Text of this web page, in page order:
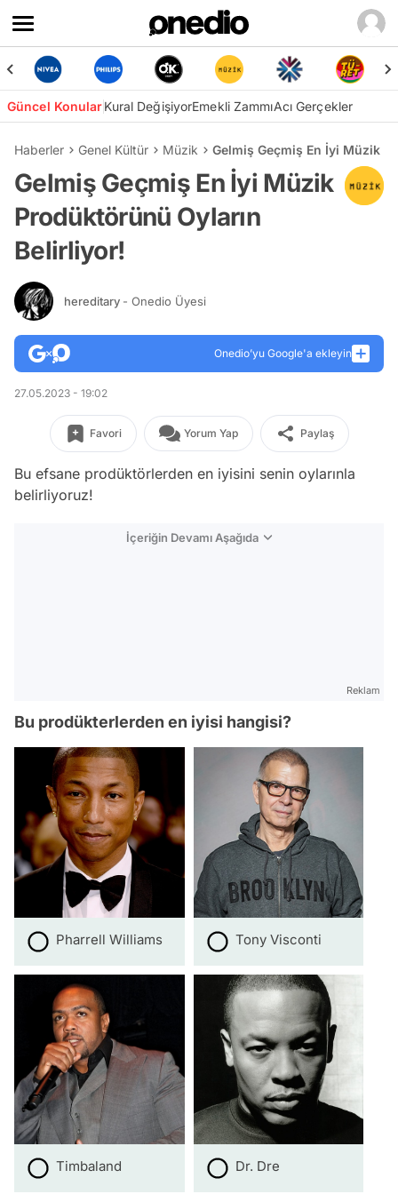
Güncel KonularKural DeğişiyorEmekli ZammıAcı Gerçekler
Haberler Genel Kültür Müzik Gelmiş Geçmiş En İyi Müzik
Gelmiş Geçmiş En İyi Müzik
Prodüktörünü Oyların
Belirliyor!
hereditary - Onedio Üyesi
Onedio’yu Google'a ekleyin
27.05.2023 - 19:02
Favori Yorum Yap Paylaş
Bu efsane prodüktörlerden en iyisini senin oylarınla
belirliyoruz!
İçeriğin Devamı Aşağıda
Reklam
Bu prodükterlerden en iyisi hangisi?
Pharrell Williams Tony Visconti
Timbaland Dr. Dre